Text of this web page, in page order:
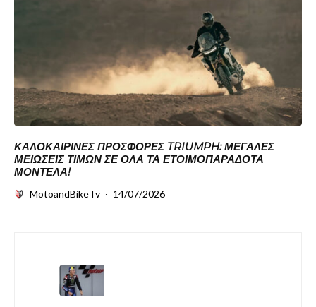
ΚΑΛΟΚΑΙΡΙΝΈΣ ΠΡΟΣΦΟΡΈΣ TRIUMPH: ΜΕΓΆΛΕΣ
ΜΕΙΏΣΕΙΣ ΤΙΜΏΝ ΣΕ ΌΛΑ ΤΑ ΕΤΟΙΜΟΠΑΡΆΔΟΤΑ
ΜΟΝΤΈΛΑ!
MotoandBikeTv · 14/07/2026